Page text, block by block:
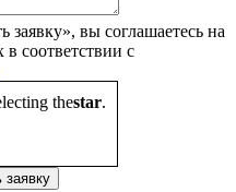
вы соглашаетесь на
соответствии с
thestar.